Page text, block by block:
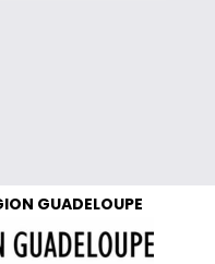
GUADELOUPE